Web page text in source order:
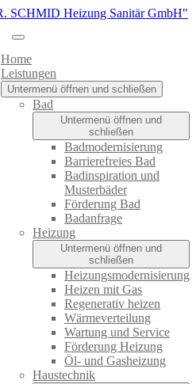
Home
Leistungen
Untermenü öffnen und schließen
Bad
Untermenü öffnen und
schließen
Badmodernisierung
Barrierefreies Bad
Badinspiration und
Musterbäder
Förderung Bad
Badanfrage
Heizung
Untermenü öffnen und
schließen
Heizungsmodernisierung
Heizen mit Gas
Regenerativ heizen
Wärmeverteilung
Wartung und Service
Förderung Heizung
Öl- und Gasheizung
Haustechnik